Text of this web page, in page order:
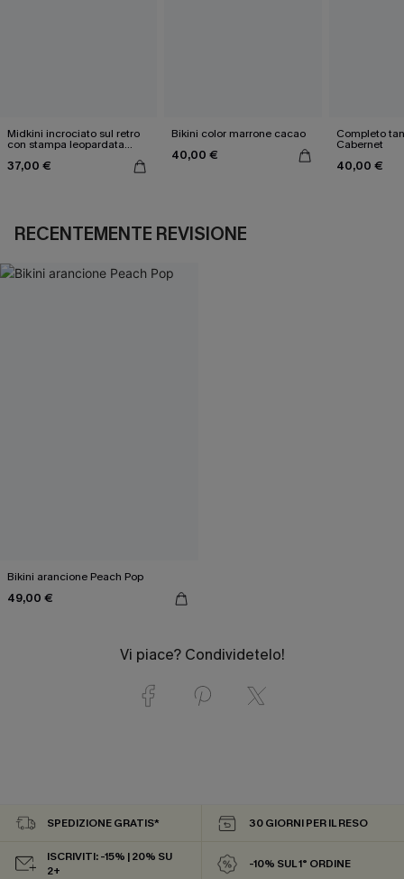
Midkini incrociato sul retro
con stampa leopardata
37,00 €
Bikini color marrone cacao
40,00 €
Completo
Cabernet
40,00 €
RECENTEMENTE REVISIONE
Bikini arancione Peach Pop
49,00 €
Vi piace? Condividetelo!
SPEDIZIONE GRATIS* 30 GIORNI PER IL RESO
ISCRIVITI: -15% | 20% SU
2+
-10% SUL 1° ORDINE